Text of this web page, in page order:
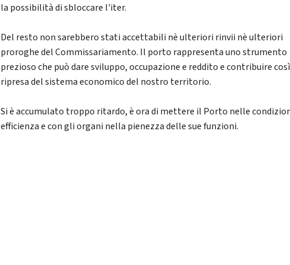
la possibilità di sbloccare l'iter.
Del resto non sarebbero stati accettabili nè ulteriori rinvii nè ulteriori
proroghe del Commissariamento. Il porto rappresenta uno strumento
prezioso che può dare sviluppo, occupazione e reddito e contribuire
ripresa del sistema economico del nostro territorio.
Si è accumulato troppo ritardo, è ora di mettere il Porto nelle
efficienza e con gli organi nella pienezza delle sue funzioni.